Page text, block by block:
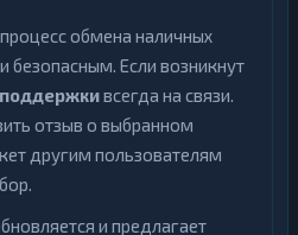
обмена наличных
Если возникнут
всегда на связи.
отзыв о выбранном
другим пользователям
и предлагает